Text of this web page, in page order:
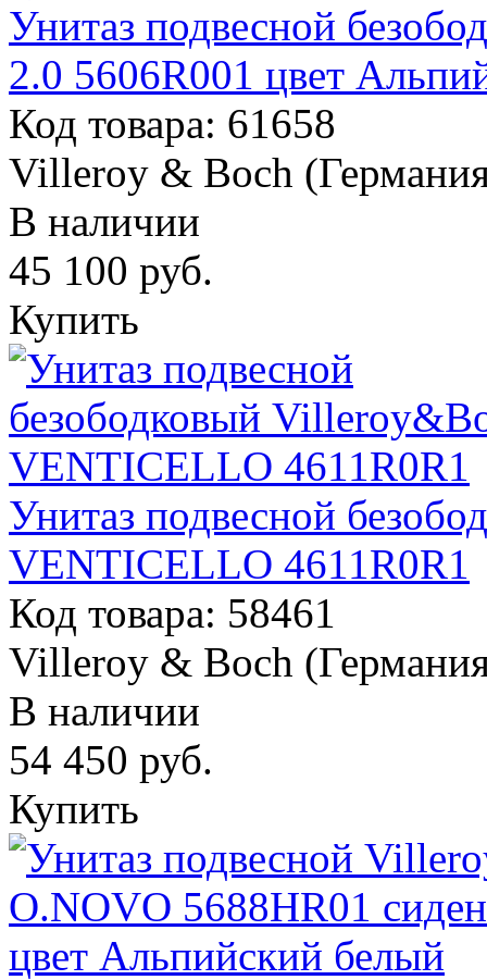
Унитаз подвесной
2.0 5606R001 цвет
Код товара: 61658
Villeroy & Boch
В наличии
45 100 руб.
Купить
Унитаз подвесной
VENTICELLO 4611R0R1
Код товара: 58461
Villeroy & Boch
В наличии
54 450 руб.
Купить